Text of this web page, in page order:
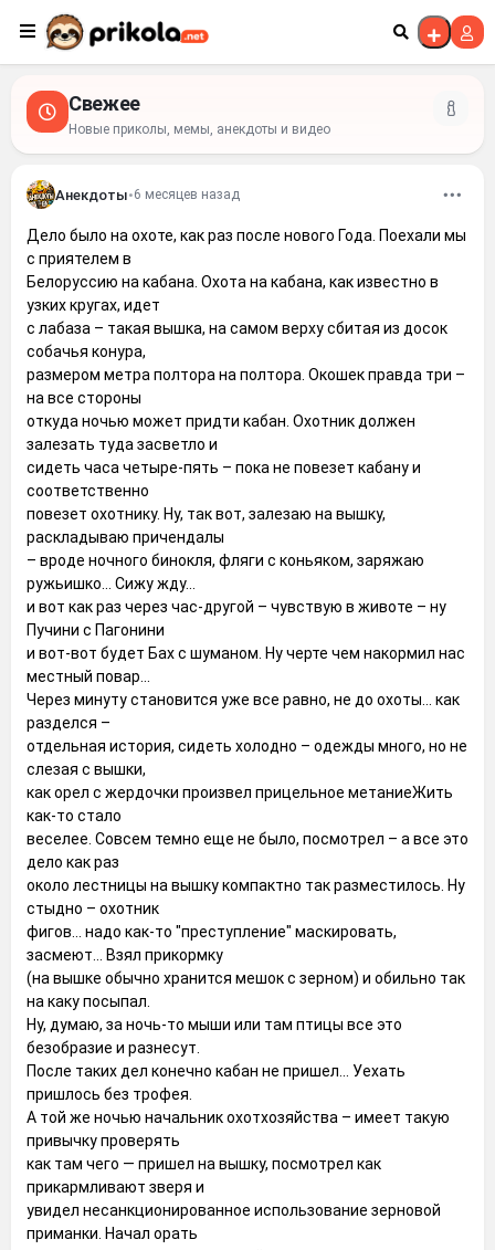
Перейти к контенту
Свежее
Новые приколы, мемы, анекдоты и видео
Анекдоты•6 месяцев назад
Дело было на охоте, как раз после нового Года. Поехали мы
с приятелем в
Белоруссию на кабана. Охота на кабана, как известно в
узких кругах, идет
с лабаза – такая вышка, на самом верху сбитая из досок
собачья конура,
размером метра полтора на полтора. Окошек правда три –
на все стороны
откуда ночью может придти кабан. Охотник должен
залезать туда засветло и
сидеть часа четыре-пять – пока не повезет кабану и
соответственно
повезет охотнику. Ну, так вот, залезаю на вышку,
раскладываю причендалы
– вроде ночного бинокля, фляги с коньяком, заряжаю
ружьишко... Сижу жду...
и вот как раз через час-другой – чувствую в животе – ну
Пучини с Пагонини
и вот-вот будет Бах с шуманом. Ну черте чем накормил нас
местный повар...
Через минуту становится уже все равно, не до охоты... как
разделся –
отдельная история, сидеть холодно – одежды много, но не
слезая с вышки,
как орел с жердочки произвел прицельное метаниеЖить
как-то стало
веселее. Совсем темно еще не было, посмотрел – а все это
дело как раз
около лестницы на вышку компактно так разместилось. Ну
стыдно – охотник
фигов... надо как-то "преступление" маскировать,
засмеют... Взял прикормку
(на вышке обычно хранится мешок с зерном) и обильно так
на каку посыпал.
Ну, думаю, за ночь-то мыши или там птицы все это
безобразие и разнесут.
После таких дел конечно кабан не пришел... Уехать
пришлось без трофея.
А той же ночью начальник охотхозяйства – имеет такую
привычку проверять
как там чего — пришел на вышку, посмотрел как
прикармливают зверя и
увидел несанкционированное использование зерновой
приманки. Начал орать